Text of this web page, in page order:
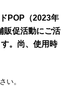
POP（2023年
販促活動にご活
。尚、使用時
い。